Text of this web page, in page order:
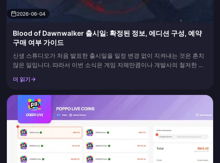
2026-06-04
Blood of Dawnwalker 출시일: 확정된 정보, 에디션 구성, 예약
구매 여부 가이드
신생 스튜디오가 처음 발표한 출시일을 일정 변경 없이 지켜내는 것은 흔치
않은 일입니다. 따라서 이번 소식은 게임 자체만큼이나 개발사의 철저한 일
2026년 9월 3일 PC, PS5, Xbox Series X|S로 출시되며, 이는 단순한 커뮤
더 읽기